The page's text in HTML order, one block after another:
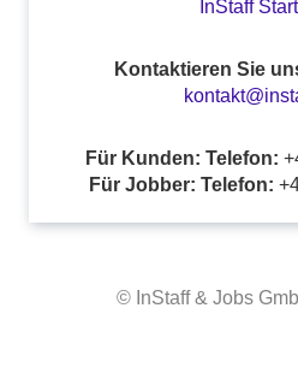
InStaff
Kontaktieren Sie
Für Kunden: Telefon:
Für Jobber: Telefon:
© InStaff & Jobs